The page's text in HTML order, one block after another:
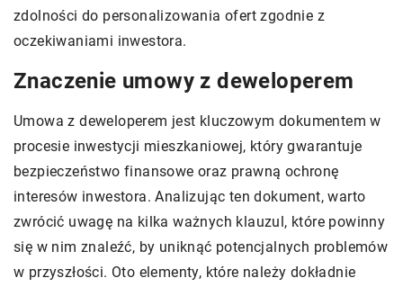
zdolności do personalizowania ofert zgodnie z
oczekiwaniami inwestora.
Znaczenie umowy z deweloperem
Umowa z deweloperem jest kluczowym dokumentem w
procesie inwestycji mieszkaniowej, który gwarantuje
bezpieczeństwo finansowe oraz prawną ochronę
interesów inwestora. Analizując ten dokument, warto
zwrócić uwagę na kilka ważnych klauzul, które powinny
się w nim znaleźć, by uniknąć potencjalnych problemów
w przyszłości. Oto elementy, które należy dokładnie